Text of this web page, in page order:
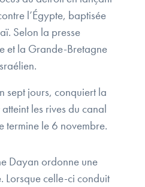
l’Égypte, baptisée
Selon la presse
et la Grande-Bretagne
sept jours, conquiert la
les rives du canal
termine le 6 novembre.
Dayan ordonne une
Lorsque celle-ci conduit